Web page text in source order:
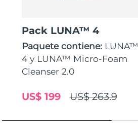
Pack LUNA™ 4
Paquete contiene: LUNA™
4 y LUNA™ Micro-Foam
Cleanser 2.0
US$ 263.9
US$ 199